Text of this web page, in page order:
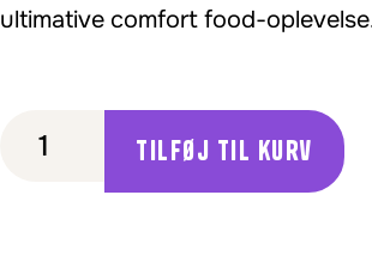
ultimative comfort food-
Tilføj til kurv